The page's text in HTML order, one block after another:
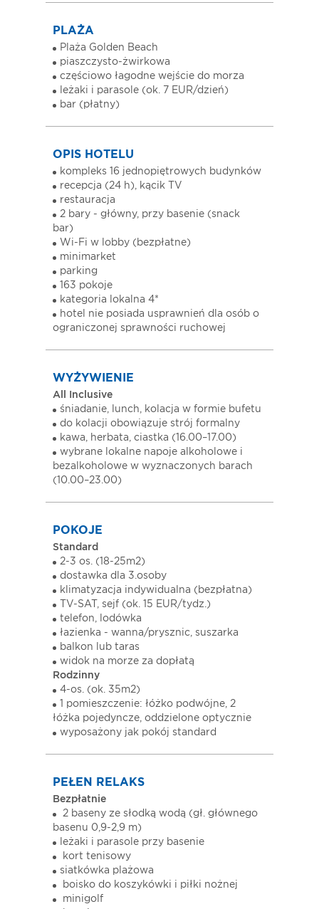
PLAŻA
Plaża Golden Beach
piaszczysto-żwirkowa
częściowo łagodne wejście do morza
leżaki i parasole (ok. 7 EUR/dzień)
bar (płatny)
OPIS HOTELU
kompleks 16 jednopiętrowych budynków
recepcja (24 h), kącik TV
restauracja
2 bary - główny, przy basenie (snack
bar)
Wi-Fi w lobby (bezpłatne)
minimarket
parking
163 pokoje
kategoria lokalna 4*
hotel nie posiada usprawnień dla osób o
ograniczonej sprawności ruchowej
WYŻYWIENIE
All Inclusive
śniadanie, lunch, kolacja w formie bufetu
do kolacji obowiązuje strój formalny
kawa, herbata, ciastka (16.00–17.00)
wybrane lokalne napoje alkoholowe i
bezalkoholowe w wyznaczonych barach
(10.00–23.00)
POKOJE
Standard
2-3 os. (18-25m2)
dostawka dla 3.osoby
klimatyzacja indywidualna (bezpłatna)
TV-SAT, sejf (ok. 15 EUR/tydz.)
telefon, lodówka
łazienka - wanna/prysznic, suszarka
balkon lub taras
widok na morze za dopłatą
Rodzinny
4-os. (ok. 35m2)
1 pomieszczenie: łóżko podwójne, 2
łóżka pojedyncze, oddzielone optycznie
wyposażony jak pokój standard
PEŁEN RELAKS
Bezpłatnie
2 baseny ze słodką wodą (gł. głównego
basenu 0,9-2,9 m)
leżaki i parasole przy basenie
kort tenisowy
siatkówka plażowa
boisko do koszykówki i piłki nożnej
minigolf